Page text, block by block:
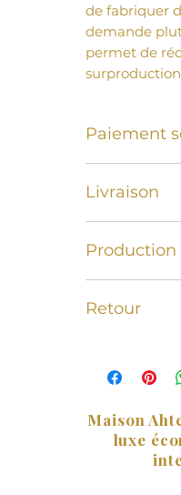
de fabriquer
demande
permet de
Paiement
Livraison
Livraison a
Production
à 5 jours
écologique.
Retour
sous 30
de réception
Maison
luxe